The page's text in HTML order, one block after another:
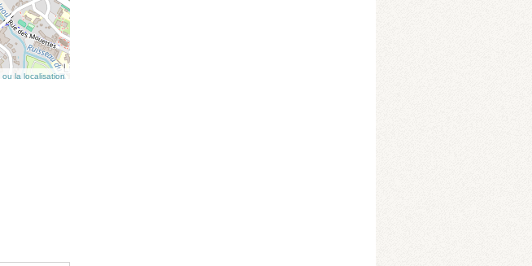
ou la localisation